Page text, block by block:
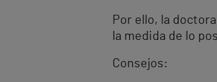
Por ello, la
la medida de lo
Consejos: